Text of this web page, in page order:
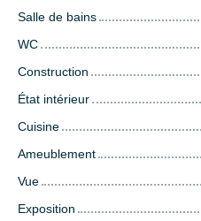
Salle de bains
WC
Construction
État intérieur
Cuisine
Ameublement
Vue
Exposition